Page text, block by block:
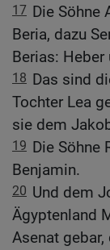
17 Die Söhne
Beria, dazu
Berias:
18 Das sind
Tochter Lea
sie dem
19 Die Söhne
Benjamin.
20 Und dem
Ägyptenland
Asenat